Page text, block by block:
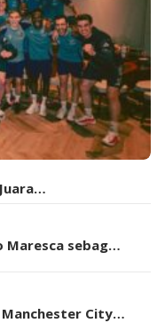
Maresca sebag…
Manchester City…